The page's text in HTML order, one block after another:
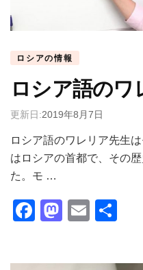
ロシアの情報
ロシア語のワ
更新日:2019年8月7日
ロシア語のワレリア先生
はロシアの首都で、その
た。モ …
Facebook
Email